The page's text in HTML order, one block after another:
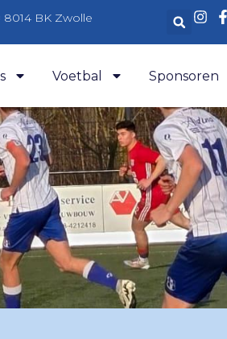
8014 BK Zwolle
Voetbal Sponsoren